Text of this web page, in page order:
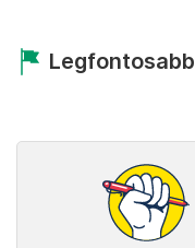
Legfontosabb